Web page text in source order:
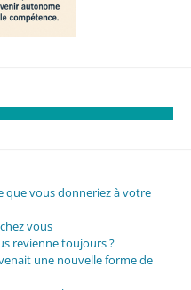
que vous donneriez à votre
vous
revienne toujours ?
une nouvelle forme de